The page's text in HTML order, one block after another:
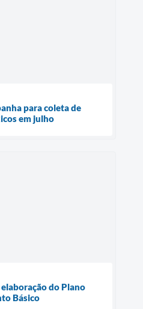
para coleta de
em julho
do Plano
Básico